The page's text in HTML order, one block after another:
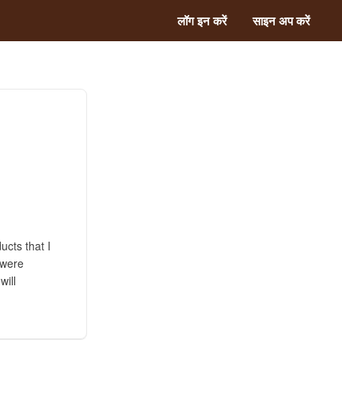
लॉग इन करें साइन अप करें
that I